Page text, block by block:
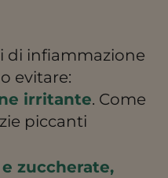
di infiammazione
evitare:
irritante. Come
piccanti
zuccherate,